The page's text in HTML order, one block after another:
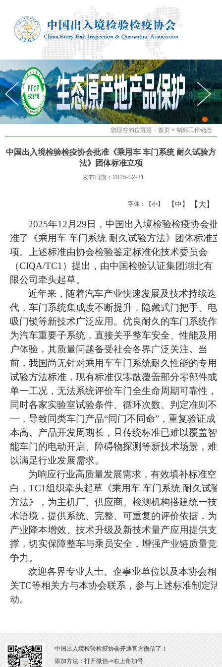
您现在的位置是： 首页 > 制标工作动态
中国出入境检验检疫协会批准《乘用车 车门系统 耐久试验方
法》团体标准立项
发布日期：2025-12-31
字体： 【小】 【中】 【大】
2025年12月29 日，中国出入境检验检疫协会批
准了
《乘用车 车门系统 耐久试验方法》
团体标准立
项。 上述标准由协会检验鉴定标准化技术委员会
（CIQA/TC1）提出， 由中国检验认证集团湖北有
限公司牵头起草。
近年来，随着汽车产业快速发展及技术持续迭
代，车门系统集成度不断提升，隐藏式门把手、电
吸门锁等新技术广泛应用 。 优良耐久的车门系统作
为汽车重要子系统，直接关乎整车安全、性能及用
户体验，其质量问题备受社会各界广泛关注。当
前，我国尚无针对乘用车车门系统耐久性能的专用
试验方法标准，现有标准仅零散覆盖部分零部件或
单一工况，无法系统评价车门全生命周期可靠性，
同时各家实验室试验条件、循环次数、判定准则不
一，导致同类车门产品“同门不同命”，重复验证成
本高、产品开发周期长，且传统标准已难以覆盖智
能车门的电动开启、障碍物探测等新技术场景，难
以满足行业发展需求。
为响应行业高质量发展需求，有效填补标准空
白， TC1组织牵头起草《乘用车 车门系统 耐久试验
方法》
， 为主机厂、供应商、检测机构搭建统一技
术语境，提供系统、完整、可重复的评价依据，为
产业降本增效、技术升级及新技术量产应用提供支
撑，切实保障整车与乘员安全，增强产业链质量竞
争力。
欢迎各界专业人士、企事业单位以及本协会相
关TC等相关方与本协会联系，参与上述标准制定活
动。
中国出入境检验检疫协会开通官方微信了！
添加方法：打开微信->右上角加号